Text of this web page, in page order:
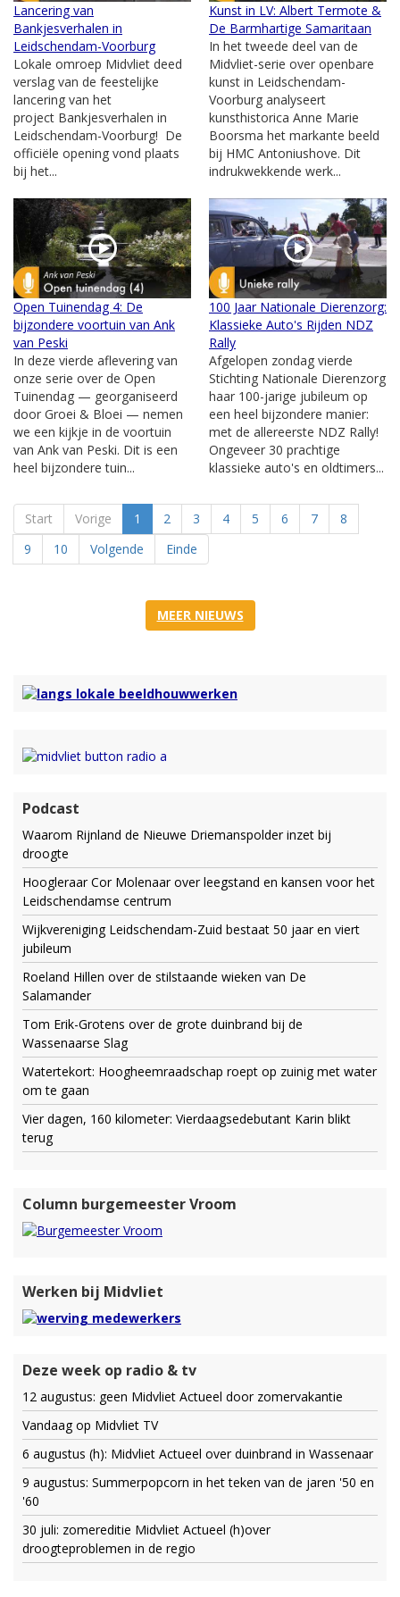
Lancering van
Bankjesverhalen in
Leidschendam-Voorburg
Lokale omroep Midvliet deed
verslag van de feestelijke
lancering van het
project Bankjesverhalen in
Leidschendam-Voorburg! De
officiële opening vond plaats
bij het...
Kunst in LV: Albert Termote &
De Barmhartige Samaritaan
In het tweede deel van de
Midvliet-serie over openbare
kunst in Leidschendam-
Voorburg analyseert
kunsthistorica Anne Marie
Boorsma het markante beeld
bij HMC Antoniushove. Dit
indrukwekkende werk...
Open Tuinendag 4: De
bijzondere voortuin van Ank
van Peski
In deze vierde aflevering van
onze serie over de Open
Tuinendag — georganiseerd
door Groei & Bloei — nemen
we een kijkje in de voortuin
van Ank van Peski. Dit is een
heel bijzondere tuin...
100 Jaar Nationale Dierenzorg:
Klassieke Auto's Rijden NDZ
Rally
Afgelopen zondag vierde
Stichting Nationale Dierenzorg
haar 100-jarige jubileum op
een heel bijzondere manier:
met de allereerste NDZ Rally!
Ongeveer 30 prachtige
klassieke auto's en oldtimers...
Start Vorige 1 2 3 4 5 6 7
8
9
10 Volgende Einde
MEER NIEUWS
Podcast
Waarom Rijnland de Nieuwe Driemanspolder inzet bij
droogte
Hoogleraar Cor Molenaar over leegstand en kansen voor het
Leidschendamse centrum
Wijkvereniging Leidschendam-Zuid bestaat 50 jaar en viert
jubileum
Roeland Hillen over de stilstaande wieken van De
Salamander
Tom Erik-Grotens over de grote duinbrand bij de
Wassenaarse Slag
Watertekort: Hoogheemraadschap roept op zuinig met water
om te gaan
Vier dagen, 160 kilometer: Vierdaagsedebutant Karin blikt
terug
Column burgemeester Vroom
Werken bij Midvliet
Deze week op radio & tv
12 augustus: geen Midvliet Actueel door zomervakantie
Vandaag op Midvliet TV
6 augustus (h): Midvliet Actueel over duinbrand in Wassenaar
9 augustus: Summerpopcorn in het teken van de jaren '50 en
'60
30 juli: zomereditie Midvliet Actueel (h)over
droogteproblemen in de regio